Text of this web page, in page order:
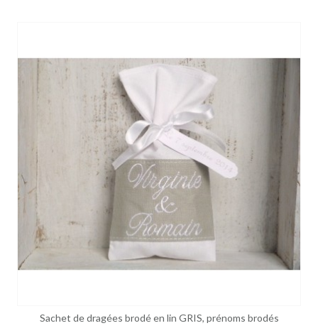
Sachet de dragées brodé en lin GRIS, prénoms brodés